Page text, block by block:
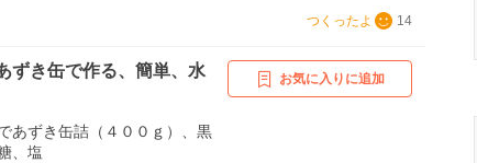
つくったよ 14
ずき缶で作る、簡単、水
あずき缶詰（４００ｇ）、黒
、塩
お気に入りに追加